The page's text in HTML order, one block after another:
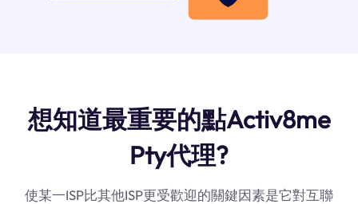
想知道最重要的點Activ8me
Pty代理?
使某一ISP比其他ISP更受歡迎的關鍵因素是它對互聯